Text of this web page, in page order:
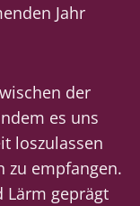
Jahr
der
es uns
loszulassen
zu empfangen.
Lärm geprägt